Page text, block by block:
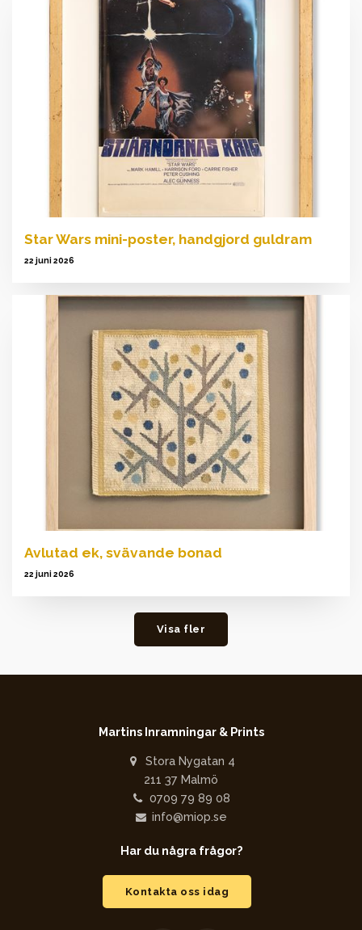
Star Wars mini-poster, handgjord guldram
22 juni 2026
Avlutad ek, svävande bonad
22 juni 2026
Visa fler
Martins Inramningar & Prints
Stora Nygatan 4
211 37 Malmö
0709 79 89 08
info@miop.se
Har du några frågor?
Kontakta oss idag